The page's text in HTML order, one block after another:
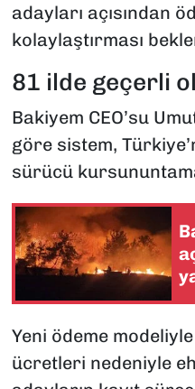
adayları açısından
kolaylaştırması
81 ilde geçerli
Bakiyem CEO’su
göre sistem,
sürücü
Yeni ödeme
ücretleri nedeniyle